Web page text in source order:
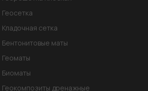
Геосетка
Кладочная сетка
Бентонитовые маты
Геоматы
Биоматы
Геокомпозиты дренажные